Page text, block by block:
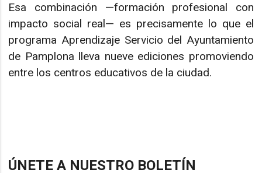
Esa combinación —formación profesional con
impacto social real— es precisamente lo que el
programa Aprendizaje Servicio del Ayuntamiento
de Pamplona lleva nueve ediciones promoviendo
entre los centros educativos de la ciudad.
ÚNETE A NUESTRO BOLETÍN